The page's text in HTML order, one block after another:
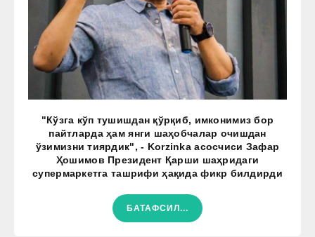
"Кўзга кўп тушишдан қўрқиб, имконимиз бор
пайтларда ҳам янги шаҳобчалар очишдан
ўзимизни тиярдик", - Korzinka асосчиси Зафар
Ҳошимов Президент Қарши шаҳридаги
супермаркетга ташрифи ҳақида фикр билдирди
БАТАФСИЛ...